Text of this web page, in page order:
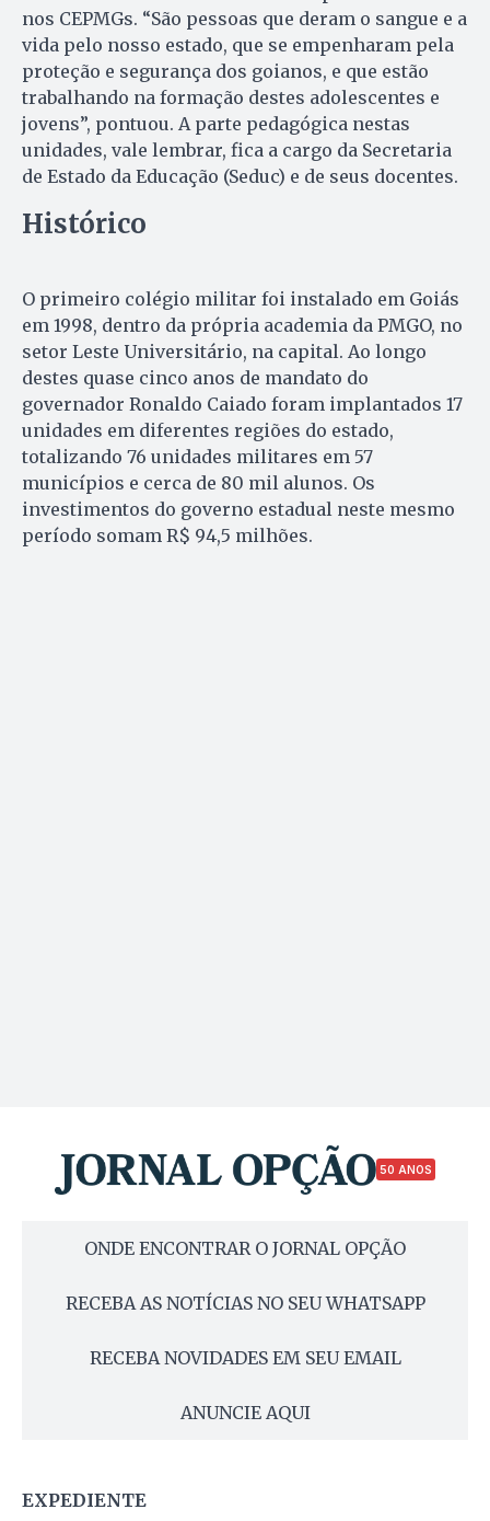
nos CEPMGs. “São pessoas que deram o sangue e a
vida pelo nosso estado, que se empenharam pela
proteção e segurança dos goianos, e que estão
trabalhando na formação destes adolescentes e
jovens”, pontuou. A parte pedagógica nestas
unidades, vale lembrar, fica a cargo da Secretaria
de Estado da Educação (Seduc) e de seus docentes.
Histórico
O primeiro colégio militar foi instalado em Goiás
em 1998, dentro da própria academia da PMGO, no
setor Leste Universitário, na capital. Ao longo
destes quase cinco anos de mandato do
governador Ronaldo Caiado foram implantados 17
unidades em diferentes regiões do estado,
totalizando 76 unidades militares em 57
municípios e cerca de 80 mil alunos. Os
investimentos do governo estadual neste mesmo
período somam R$ 94,5 milhões.
50 ANOS
ONDE ENCONTRAR O JORNAL OPÇÃO
RECEBA AS NOTÍCIAS NO SEU WHATSAPP
RECEBA NOVIDADES EM SEU EMAIL
ANUNCIE AQUI
EXPEDIENTE